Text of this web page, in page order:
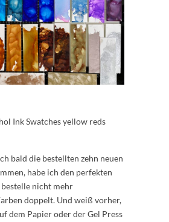
bald die bestellten zehn neuen
habe ich den perfekten
nicht mehr
doppelt. Und weiß vorher,
dem Papier oder der Gel Press